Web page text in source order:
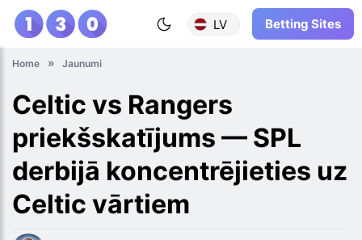
LV Betting Sites
Home Jaunumi
Celtic vs Rangers
priekšskatījums — SPL
derbijā koncentrējieties uz
Celtic vārtiem